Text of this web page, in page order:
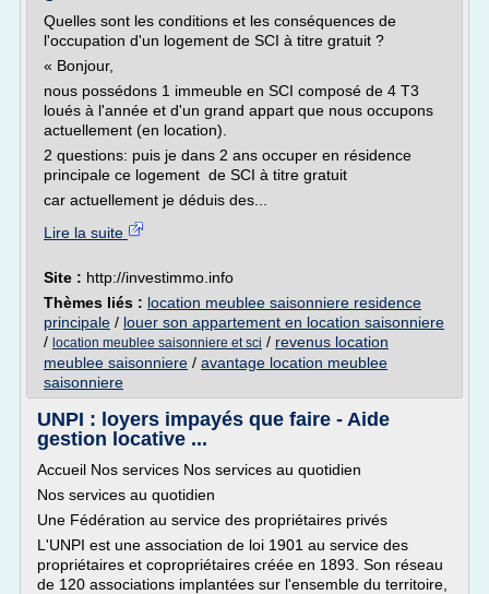
Quelles sont les conditions et les conséquences de
l'occupation d'un logement de SCI à titre gratuit ?
« Bonjour,
nous possédons 1 immeuble en SCI composé de 4 T3
loués à l'année et d'un grand appart que nous occupons
actuellement (en location).
2 questions: puis je dans 2 ans occuper en résidence
principale ce logement de SCI à titre gratuit
car actuellement je déduis des...
Lire la suite
Site : http://investimmo.info
Thèmes liés : location meublee saisonniere residence
principale / louer son appartement en location saisonniere
/ location meublee saisonniere et sci / revenus location
meublee saisonniere / avantage location meublee
saisonniere
UNPI : loyers impayés que faire - Aide
gestion locative ...
Accueil Nos services Nos services au quotidien
Nos services au quotidien
Une Fédération au service des propriétaires privés
L'UNPI est une association de loi 1901 au service des
propriétaires et copropriétaires créée en 1893. Son réseau
de 120 associations implantées sur l'ensemble du territoire,